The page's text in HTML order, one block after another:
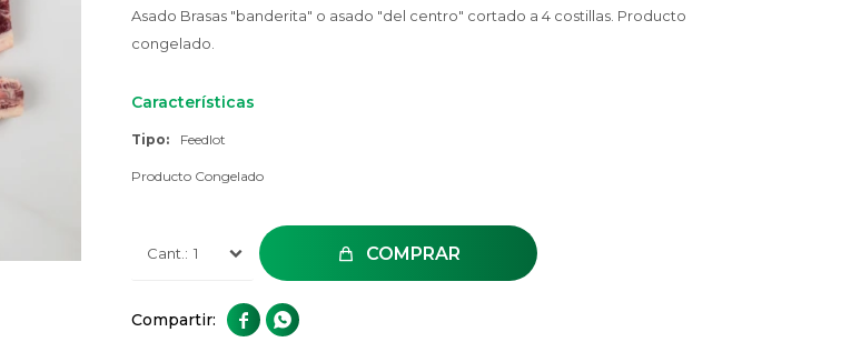
Asado Brasas "banderita" o asado "del centro" cortado a 4 costillas. Producto
congelado.
Características
Tipo Feedlot
Producto Congelado
1 COMPRAR
 